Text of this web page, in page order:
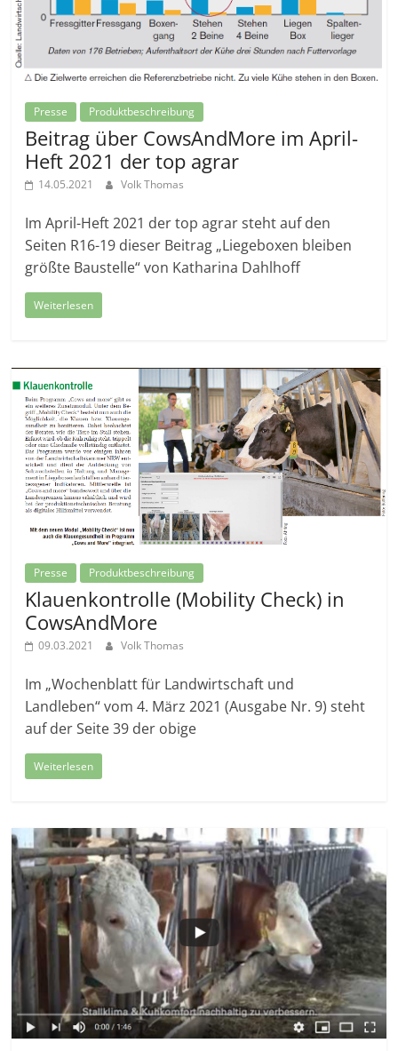
Presse Produktbeschreibung
Beitrag über CowsAndMore im April-
Heft 2021 der top agrar
14.05.2021 Volk Thomas
Im April-Heft 2021 der top agrar steht auf den
Seiten R16-19 dieser Beitrag „Liegeboxen bleiben
größte Baustelle“ von Katharina Dahlhoff
Weiterlesen
Presse Produktbeschreibung
Klauenkontrolle (Mobility Check) in
CowsAndMore
09.03.2021 Volk Thomas
Im „Wochenblatt für Landwirtschaft und
Landleben“ vom 4. März 2021 (Ausgabe Nr. 9) steht
auf der Seite 39 der obige
Weiterlesen